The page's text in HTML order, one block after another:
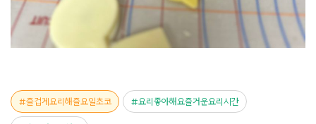
즐겁게요리해즐요일초코 요리좋아해요즐거운요리시간